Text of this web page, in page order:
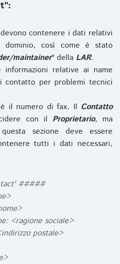
contenere i dati relativi
così come è stato
maintainer" della LAR.
relative ai name
contatto per problemi tecnici
il numero di fax. Il Contatto
con il Proprietario, ma
sezione deve essere
tutti i dati necessari,
#####
<ragione sociale>
postale>